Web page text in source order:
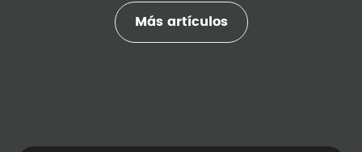
Más artículos